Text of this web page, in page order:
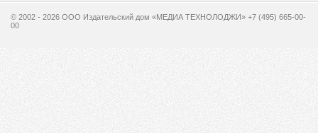
© 2002 - 2026 OOO Издательский дом «МЕДИА ТЕХНОЛОДЖИ» +7 (495) 665-00-
00